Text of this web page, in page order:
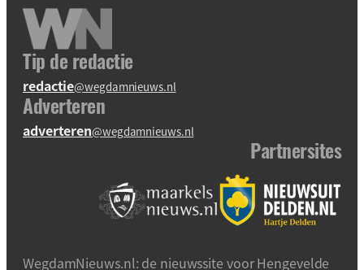
Tip de redactie
redactie@wegdamnieuws.nl
Adverteren
adverteren@wegdamnieuws.nl
Partnersites
WegdamNieuws.nl: de nieuwssite voor Hengevelde